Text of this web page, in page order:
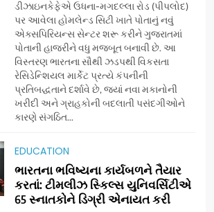
ડીઝાઇનકેફેએ ઉધના-મગદલ્લા રોડ (પીપલોદ)
પર આવેલા હોમલેન્ડ સિટી ખાતે પોતાનું નવું
એક્સપિરિયન્સ સેન્ટર શરૂ કરીને ગુજરાતમાં
પોતાની હાજરીને વધુ મજબૂત બનાવી છે. આ
વિસ્તરણ ભારતના સૌથી ઝડપથી વિકસતા
રેસિડેન્શિયલ માર્કેટ પ્રત્યે કંપનીની
પ્રતિબદ્ધતાને દર્શાવે છે, જ્યાં નવા મકાનોની
ખરીદી અને ગ્રાહકોની બદલાતી પસંદગીઓને
કારણે સંગઠિત...
EDUCATION
ભારતના ભવિષ્યના કાર્યબળને તૈયાર
કરતાં: ટીમલીઝ સ્કિલ્સ યુનિવર્સિટીએ
65 સ્નાતકોને ડિગ્રી એનાયત કરી
કોન્ક્લેવ 2026’માં ઈન્ટરનેશનલ
ટેરોટ રીડર પુનિતજી લુલ્લા એ ટેરોટ
કાર્ડ રીડિંગ અંગે માહિતી આપી
AHMEDABAD